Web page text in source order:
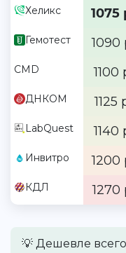
Хеликс 1075
Гемотест 1090
CMD 1100
ДНКОМ 1125
LabQuest 1140
Инвитро 1200
КДЛ 1270
💡 Дешевле